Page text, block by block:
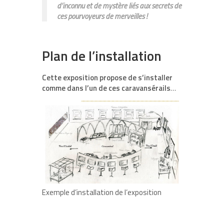
d’inconnu et de mystère liés aux secrets de
ces pourvoyeurs de merveilles !
Plan de l’installation
Cette exposition propose de s’installer
comme dans l’un de ces caravansérails…
Exemple d’installation de l’exposition